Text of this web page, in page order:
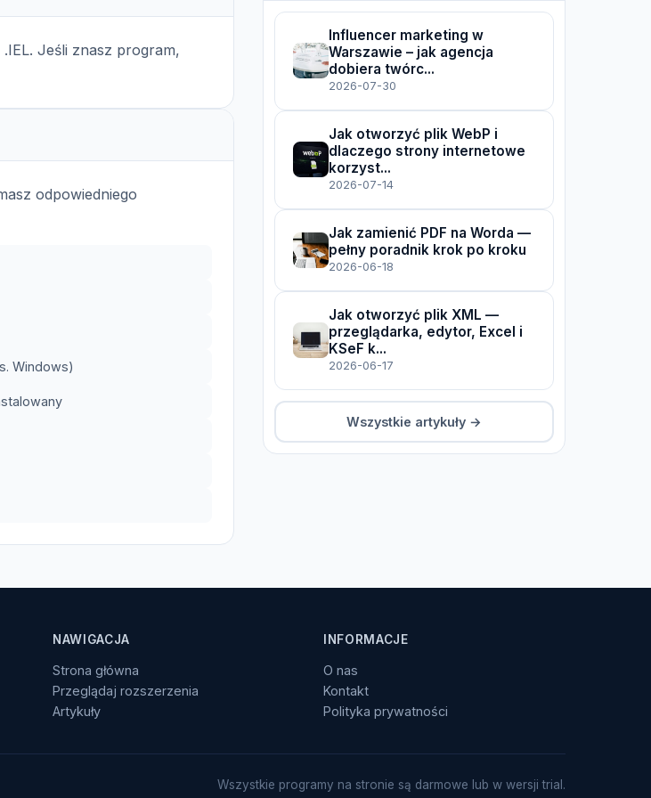
Jeśli znasz program,
odpowiedniego
Windows)
Influencer marketing w
Warszawie – jak agencja
dobiera twórc...
2026-07-30
Jak otworzyć plik WebP i
dlaczego strony internetowe
korzyst...
2026-07-14
Jak zamienić PDF na Worda —
pełny poradnik krok po kroku
2026-06-18
Jak otworzyć plik XML —
przeglądarka, edytor, Excel i
KSeF k...
2026-06-17
Wszystkie artykuły →
NAWIGACJA
Strona główna
Przeglądaj rozszerzenia
Artykuły
INFORMACJE
O nas
Kontakt
Polityka prywatności
Wszystkie programy na stronie są darmowe lub w wersji trial.